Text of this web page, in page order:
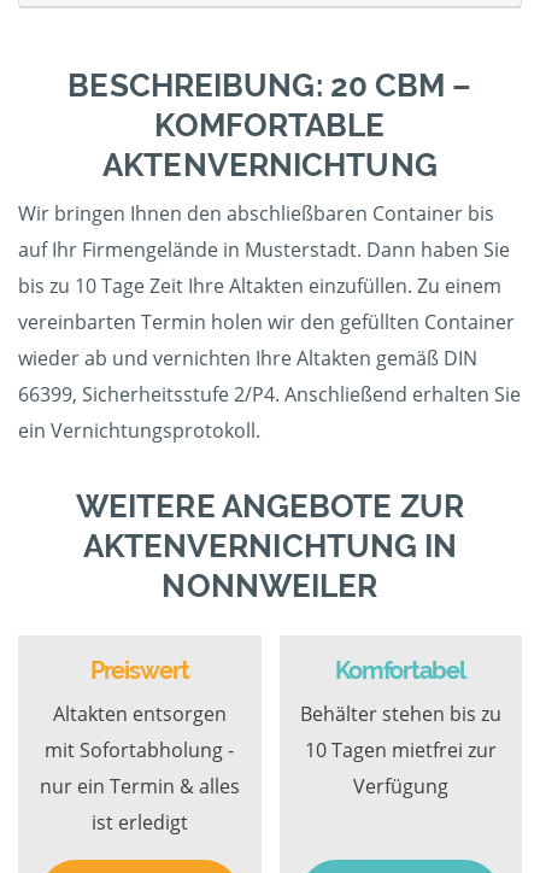
BESCHREIBUNG: 20 CBM –
KOMFORTABLE
AKTENVERNICHTUNG
Wir bringen Ihnen den abschließbaren Container bis
auf Ihr Firmengelände in Musterstadt. Dann haben Sie
bis zu 10 Tage Zeit Ihre Altakten einzufüllen. Zu einem
vereinbarten Termin holen wir den gefüllten Container
wieder ab und vernichten Ihre Altakten gemäß DIN
66399, Sicherheitsstufe 2/P4. Anschließend erhalten Sie
ein Vernichtungsprotokoll.
WEITERE ANGEBOTE ZUR
AKTENVERNICHTUNG IN
NONNWEILER
Preiswert
Altakten entsorgen
mit Sofortabholung -
nur ein Termin & alles
ist erledigt
Komfortabel
Behälter stehen bis zu
10 Tagen mietfrei zur
Verfügung